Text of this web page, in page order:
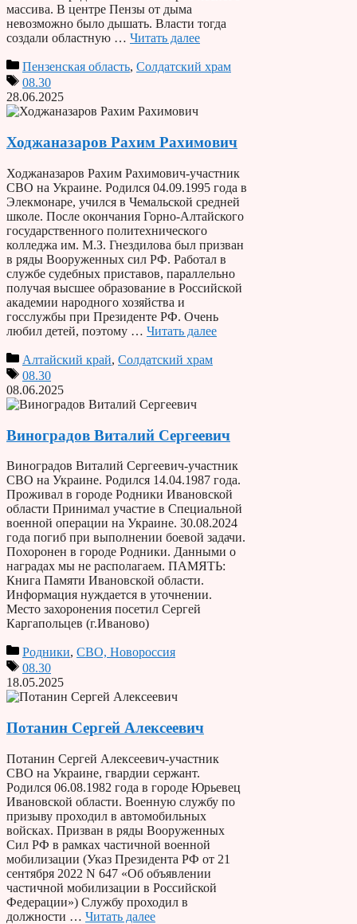
массива. В центре Пензы от дыма
невозможно было дышать. Власти тогда
создали областную … Читать далее
Пензенская область, Солдатский храм
08.30
28.06.2025
Ходжаназаров Рахим Рахимович
Ходжаназаров Рахим Рахимович-участник
СВО на Украине. Родился 04.09.1995 года в
Элекмонаре, учился в Чемальской средней
школе. После окончания Горно-Алтайского
государственного политехнического
колледжа им. М.З. Гнездилова был призван
в ряды Вооруженных сил РФ. Работал в
службе судебных приставов, параллельно
получая высшее образование в Российской
академии народного хозяйства и
госслужбы при Президенте РФ. Очень
любил детей, поэтому … Читать далее
Алтайский край, Солдатский храм
08.30
08.06.2025
Виноградов Виталий Сергеевич
Виноградов Виталий Сергеевич-участник
СВО на Украине. Родился 14.04.1987 года.
Проживал в городе Родники Ивановской
области Принимал участие в Специальной
военной операции на Украине. 30.08.2024
года погиб при выполнении боевой задачи.
Похоронен в городе Родники. Данными о
наградах мы не располагаем. ПАМЯТЬ:
Книга Памяти Ивановской области.
Информация нуждается в уточнении.
Место захоронения посетил Сергей
Каргапольцев (г.Иваново)
Родники, СВО, Новороссия
08.30
18.05.2025
Потанин Сергей Алексеевич
Потанин Сергей Алексеевич-участник
СВО на Украине, гвардии сержант.
Родился 06.08.1982 года в городе Юрьевец
Ивановской области. Военную службу по
призыву проходил в автомобильных
войсках. Призван в ряды Вооруженных
Сил РФ в рамках частичной военной
мобилизации (Указ Президента РФ от 21
сентября 2022 N 647 «Об объявлении
частичной мобилизации в Российской
Федерации») Службу проходил в
должности … Читать далее